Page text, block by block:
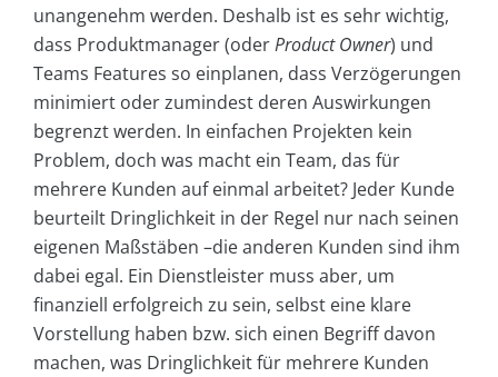
unangenehm werden. Deshalb ist es sehr wichtig,
dass Produktmanager (oderProduct Owner) und
Teams Features so einplanen, dass Verzögerungen
minimiert oder zumindest deren Auswirkungen
begrenzt werden. In einfachen Projekten kein
Problem, doch was macht ein Team, das für
mehrere Kunden auf einmal arbeitet? Jeder Kunde
beurteilt Dringlichkeit in der Regel nur nach seinen
eigenen Maßstäben –die anderen Kunden sind ihm
dabei egal. Ein Dienstleister muss aber, um
finanziell erfolgreich zu sein, selbst eine klare
Vorstellung haben bzw. sich einen Begriff davon
machen, was Dringlichkeit für mehrere Kunden